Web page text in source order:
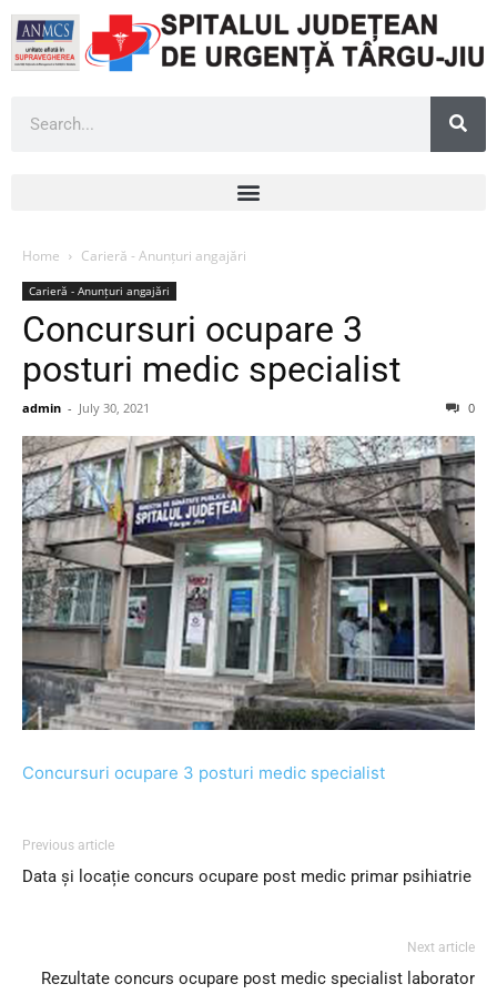
Home Carieră - Anunțuri angajări
Carieră - Anunțuri angajări
Concursuri ocupare 3
posturi medic specialist
admin - July 30, 2021 0
Concursuri ocupare 3 posturi medic specialist
Previous article
Data și locație concurs ocupare post medic primar psihiatrie
Next article
Rezultate concurs ocupare post medic specialist laborator